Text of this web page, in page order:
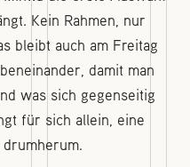
Kein Rahmen, nur
bleibt auch am Freitag
damit man
was sich gegenseitig
für sich allein, eine